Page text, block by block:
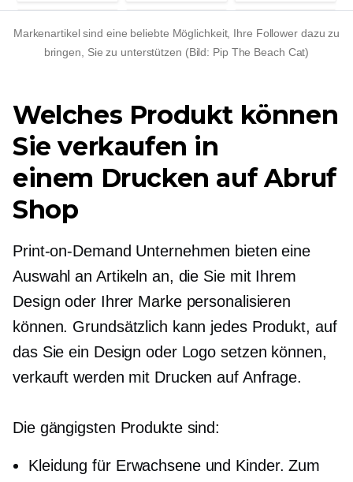
Markenartikel sind eine beliebte Möglichkeit, Ihre Follower dazu zu
bringen, Sie zu unterstützen (Bild: Pip The Beach Cat)
Welches Produkt können
Sie verkaufen in
einem Drucken auf Abruf
Shop
Print-on-Demand Unternehmen bieten eine
Auswahl an Artikeln an, die Sie mit Ihrem
Design oder Ihrer Marke personalisieren
können. Grundsätzlich kann jedes Produkt, auf
das Sie ein Design oder Logo setzen können,
verkauft werden mit Drucken auf Anfrage.
Die gängigsten Produkte sind:
Kleidung für Erwachsene und Kinder. Zum